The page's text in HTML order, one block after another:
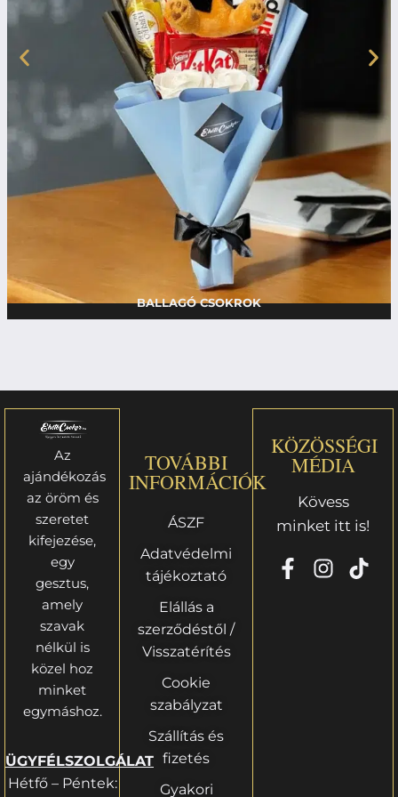
BALLAGÓ CSOKROK
Az
ajándékozás
az öröm és
szeretet
kifejezése,
egy
gesztus,
amely
szavak
nélkül is
közel hoz
minket
egymáshoz.
ÜGYFÉLSZOLGÁLAT
Hétfő – Péntek:
TOVÁBBI
INFORMÁCIÓK
ÁSZF
Adatvédelmi
tájékoztató
Elállás a
szerződéstől /
Visszatérítés
Cookie
szabályzat
Szállítás és
fizetés
Gyakori
KÖZÖSSÉGI
MÉDIA
Kövess
minket itt is!